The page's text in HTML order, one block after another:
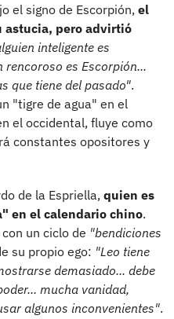
el signo de Escorpión, el
astucia, pero advirtió
inteligente es
rencoroso es Escorpión...
que tiene del pasado".
"tigre de agua" en el
el occidental, fluye como
constantes opositores y
de la Espriella, quien es
en el calendario chino.
un ciclo de "bendiciones
su propio ego: "Leo tiene
demasiado... debe
mucha vanidad,
algunos inconvenientes".